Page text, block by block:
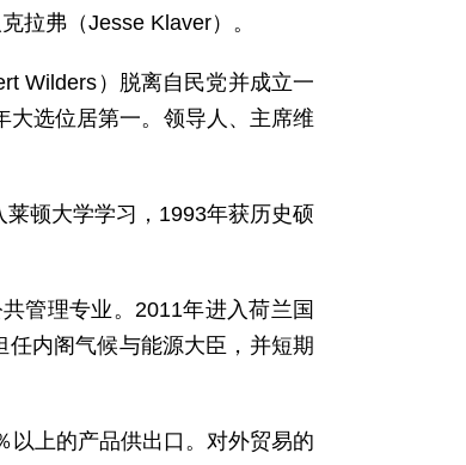
拉弗（Jesse Klaver）。
Wilders）脱离自民党并成立一
大选位居第一。领导人、主席维
顿大学学习，1993年获历史硕
管理专业。2011年进入荷兰国
内阁气候与能源大臣，并短期
以上的产品供出口。对外贸易的